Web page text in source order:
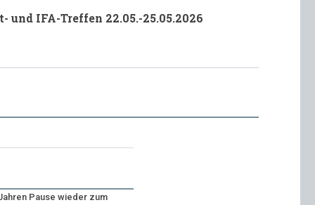
und IFA-Treffen 22.05.-25.05.2026
Pause wieder zum